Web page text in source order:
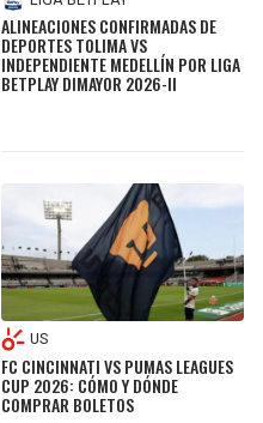
ALINEACIONES CONFIRMADAS DE
DEPORTES TOLIMA VS
INDEPENDIENTE MEDELLÍN POR LIGA
BETPLAY DIMAYOR 2026-II
US
FC CINCINNATI VS PUMAS LEAGUES
CUP 2026: CÓMO Y DÓNDE
COMPRAR BOLETOS